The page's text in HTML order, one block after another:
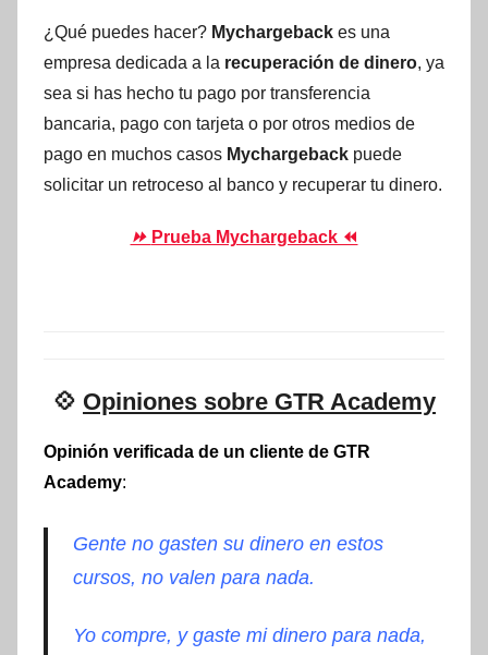
¿Qué puedes hacer? Mychargeback es una
empresa dedicada a la recuperación de dinero, ya
sea si has hecho tu pago por transferencia
bancaria, pago con tarjeta o por otros medios de
pago en muchos casos Mychargeback puede
solicitar un retroceso al banco y recuperar tu dinero.
⏩ Prueba Mychargeback ⏪
💠 Opiniones sobre GTR Academy
Opinión verificada de un cliente de GTR
Academy:
Gente no gasten su dinero en estos
cursos, no valen para nada.
Yo compre, y gaste mi dinero para nada,